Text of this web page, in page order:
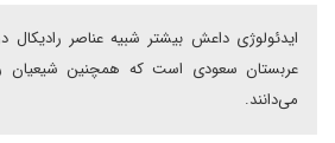
ایدئولوژی داعش بیشتر شبیه عناصر رادیکال
عربستان سعودی است که همچنین شیعیان
می‌دانند.